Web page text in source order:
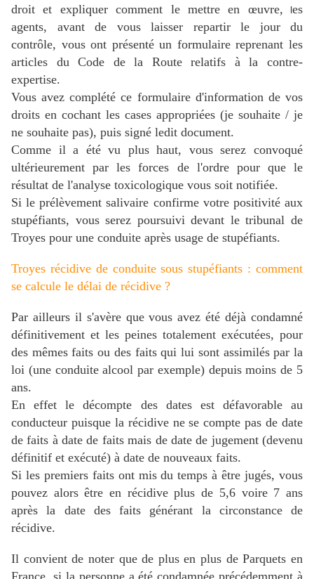
droit et expliquer comment le mettre en œuvre, les
agents, avant de vous laisser repartir le jour du
contrôle, vous ont présenté un formulaire reprenant les
articles du Code de la Route relatifs à la contre-
expertise.
Vous avez complété ce formulaire d'information de vos
droits en cochant les cases appropriées (je souhaite / je
ne souhaite pas), puis signé ledit document.
Comme il a été vu plus haut, vous serez convoqué
ultérieurement par les forces de l'ordre pour que le
résultat de l'analyse toxicologique vous soit notifiée.
Si le prélèvement salivaire confirme votre positivité aux
stupéfiants, vous serez poursuivi devant le tribunal de
Troyes pour une conduite après usage de stupéfiants.
Troyes récidive de conduite sous stupéfiants : comment
se calcule le délai de récidive ?
Par ailleurs il s'avère que vous avez été déjà condamné
définitivement et les peines totalement exécutées, pour
des mêmes faits ou des faits qui lui sont assimilés par la
loi (une conduite alcool par exemple) depuis moins de 5
ans.
En effet le décompte des dates est défavorable au
conducteur puisque la récidive ne se compte pas de date
de faits à date de faits mais de date de jugement (devenu
définitif et exécuté) à date de nouveaux faits.
Si les premiers faits ont mis du temps à être jugés, vous
pouvez alors être en récidive plus de 5,6 voire 7 ans
après la date des faits générant la circonstance de
récidive.
Il convient de noter que de plus en plus de Parquets en